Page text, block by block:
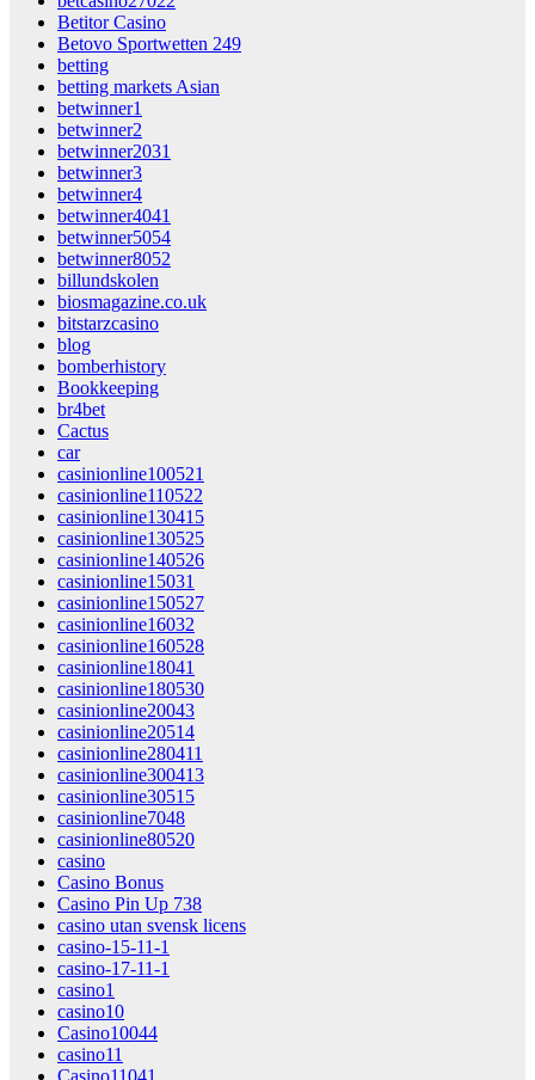
Betitor Casino
Betovo Sportwetten 249
betting
betting markets Asian
betwinner1
betwinner2
betwinner2031
betwinner3
betwinner4
betwinner4041
betwinner5054
betwinner8052
billundskolen
biosmagazine.co.uk
bitstarzcasino
blog
bomberhistory
Bookkeeping
br4bet
Cactus
car
casinionline100521
casinionline110522
casinionline130415
casinionline130525
casinionline140526
casinionline15031
casinionline150527
casinionline16032
casinionline160528
casinionline18041
casinionline180530
casinionline20043
casinionline20514
casinionline280411
casinionline300413
casinionline30515
casinionline7048
casinionline80520
casino
Casino Bonus
Casino Pin Up 738
casino utan svensk licens
casino-15-11-1
casino-17-11-1
casino1
casino10
Casino10044
casino11